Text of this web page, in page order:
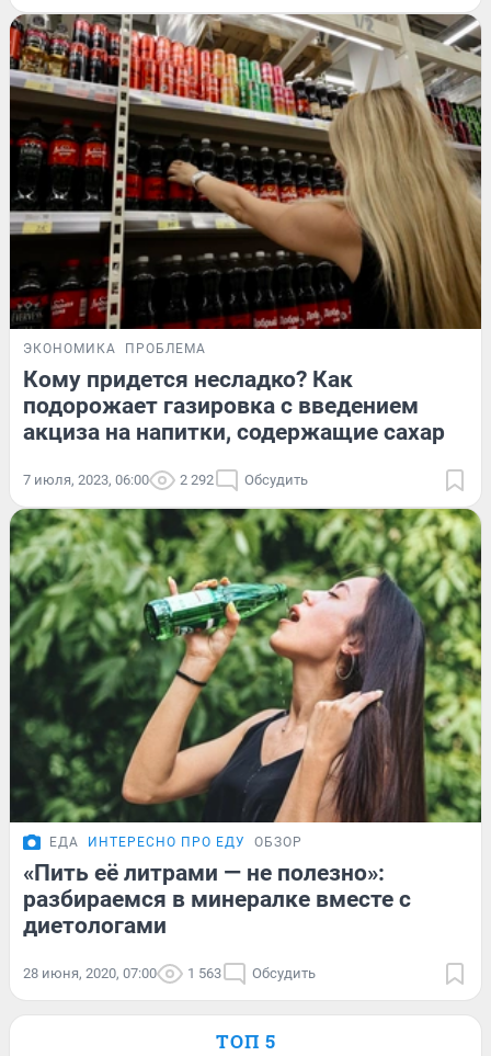
ЭКОНОМИКА ПРОБЛЕМА
Кому придется несладко? Как
подорожает газировка с введением
акциза на напитки, содержащие сахар
7 июля, 2023, 06:00 2 292 Обсудить
ЕДА ИНТЕРЕСНО ПРО ЕДУ ОБЗОР
«Пить её литрами — не полезно»:
разбираемся в минералке вместе с
диетологами
28 июня, 2020, 07:00 1 563 Обсудить
ТОП 5